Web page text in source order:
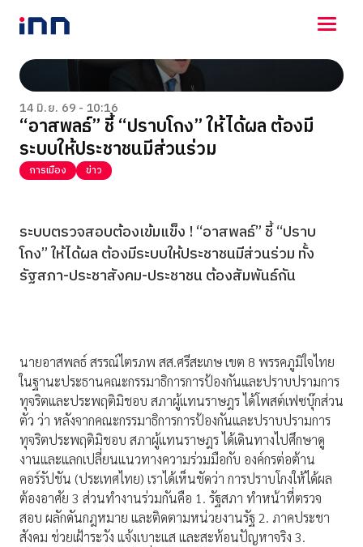
NEWS
ENTERTAINMENT
LIFESTYLE
HOROSCOPE
LOTTERY
VIDEO
14 มิ.ย. 69 - 10:16
“อาสพลธ์” ชี้ “ปราบโกง” ให้ได้ผล ต้องมี
ระบบให้ประชาชนมีส่วนร่วม
การเมือง ข่าว
ระบบตรวจสอบต้องเข้มแข็ง ! “อาสพลธ์” ชี้ “ปราบ
โกง” ให้ได้ผล ต้องมีระบบให้ประชาชนมีส่วนร่วม ทั้ง
รัฐสภา-ประชาสังคม-ประชาชน ต้องสัมพันธ์กัน
นายอาสพลธ์ สรรณ์ไตรภพ สส.ศรีสะเกษ เขต 8 พรรคภูมิใจไทย
ในฐานะประธานคณะกรรมาธิการการป้องกันและปราบปรามการ
ทุจริตและประพฤติมิชอบ สภาผู้แทนราษฎร ได้โพสต์เฟซบุ๊กส่วน
ตัว ว่า หลังจากคณะกรรมาธิการการป้องกันและปราบปรามการ
ทุจริตประพฤติมิชอบ สภาผู้แทนราษฎร ได้เดินทางไปศึกษาดู
งานและแลกเปลี่ยนแนวทางความร่วมมือกับ องค์กรต่อต้าน
คอร์รัปชัน (ประเทศไทย) เราได้เห็นชัดว่า การปราบโกงให้ได้ผล
ต้องอาศัย 3 ส่วนทำงานร่วมกันคือ 1. รัฐสภา ทำหน้าที่ตรวจ
สอบ ผลักดันกฎหมาย และติดตามหน่วยงานรัฐ 2. ภาคประชา
สังคม ช่วยเฝ้าระวัง แจ้งเบาะแส และสะท้อนปัญหาจริง 3.